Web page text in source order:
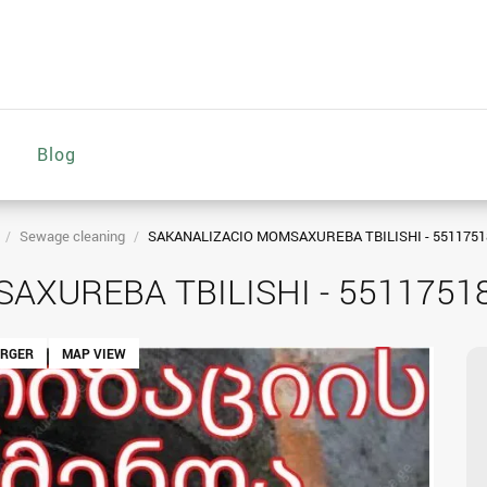
Blog
Sewage cleaning SAKANALIZACIO MOMSAXUREBA TBILISHI -
TBILISHI -
MAP VIEW